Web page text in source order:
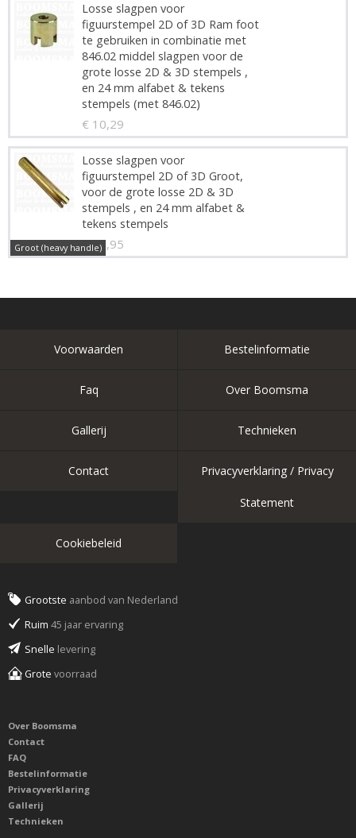
Losse slagpen voor
figuurstempel 2D of 3D Ram foot
te gebruiken in combinatie met
846.02 middel slagpen voor de
grote losse 2D & 3D stempels ,
en 24 mm alfabet & tekens
stempels (met 846.02)
€ 10,29
Losse slagpen voor
figuurstempel 2D of 3D Groot,
voor de grote losse 2D & 3D
stempels , en 24 mm alfabet &
tekens stempels
€ 16,95
Groot (heavy handle)
Voorwaarden Bestelinformatie
Faq Over Boomsma
Gallerij Technieken
Contact Privacyverklaring / Privacy
Statement
Cookiebeleid
Grootste aanbod van Nederland
Ruim 45 jaar ervaring
Snelle levering
Grote voorraad
Over Boomsma
Contact
FAQ
Bestelinformatie
Privacyverklaring
Gallerij
Technieken